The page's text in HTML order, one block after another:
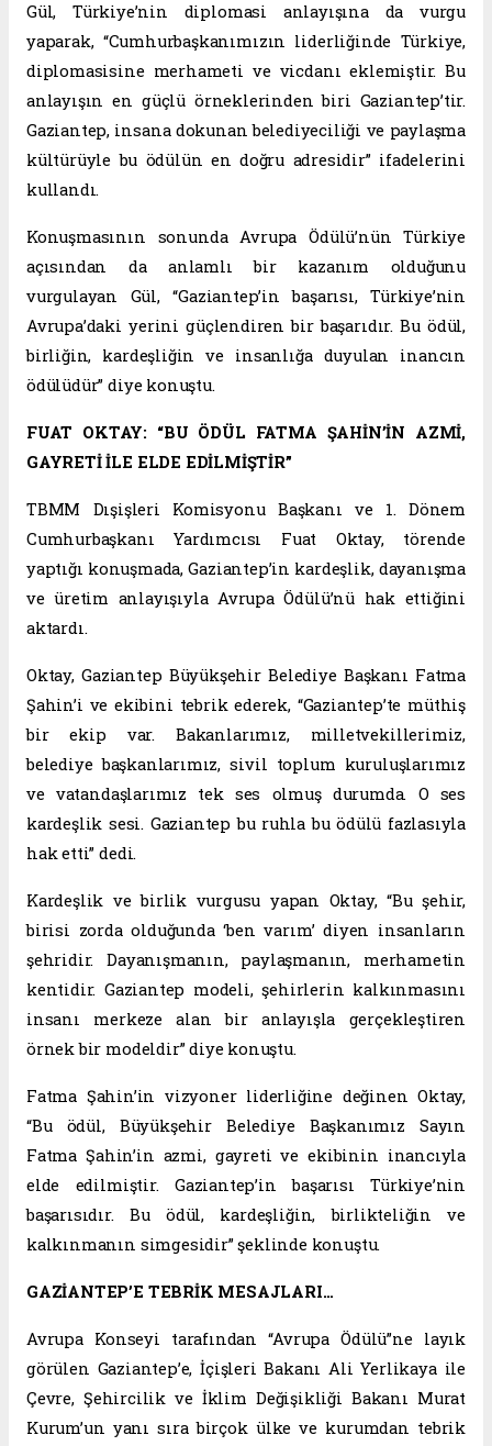
Gül, Türkiye’nin diplomasi anlayışına da vurgu
yaparak, “Cumhurbaşkanımızın liderliğinde Türkiye,
diplomasisine merhameti ve vicdanı eklemiştir. Bu
anlayışın en güçlü örneklerinden biri Gaziantep’tir.
Gaziantep, insana dokunan belediyeciliği ve paylaşma
kültürüyle bu ödülün en doğru adresidir” ifadelerini
kullandı.
Konuşmasının sonunda Avrupa Ödülü’nün Türkiye
açısından da anlamlı bir kazanım olduğunu
vurgulayan Gül, “Gaziantep’in başarısı, Türkiye’nin
Avrupa’daki yerini güçlendiren bir başarıdır. Bu ödül,
birliğin, kardeşliğin ve insanlığa duyulan inancın
ödülüdür” diye konuştu.
FUAT OKTAY: “BU ÖDÜL FATMA ŞAHİN’İN AZMİ,
GAYRETİ İLE ELDE EDİLMİŞTİR”
TBMM Dışişleri Komisyonu Başkanı ve 1. Dönem
Cumhurbaşkanı Yardımcısı Fuat Oktay, törende
yaptığı konuşmada, Gaziantep’in kardeşlik, dayanışma
ve üretim anlayışıyla Avrupa Ödülü’nü hak ettiğini
aktardı.
Oktay, Gaziantep Büyükşehir Belediye Başkanı Fatma
Şahin’i ve ekibini tebrik ederek, “Gaziantep’te müthiş
bir ekip var. Bakanlarımız, milletvekillerimiz,
belediye başkanlarımız, sivil toplum kuruluşlarımız
ve vatandaşlarımız tek ses olmuş durumda. O ses
kardeşlik sesi. Gaziantep bu ruhla bu ödülü fazlasıyla
hak etti” dedi.
Kardeşlik ve birlik vurgusu yapan Oktay, “Bu şehir,
birisi zorda olduğunda ‘ben varım’ diyen insanların
şehridir. Dayanışmanın, paylaşmanın, merhametin
kentidir. Gaziantep modeli, şehirlerin kalkınmasını
insanı merkeze alan bir anlayışla gerçekleştiren
örnek bir modeldir” diye konuştu.
Fatma Şahin’in vizyoner liderliğine değinen Oktay,
“Bu ödül, Büyükşehir Belediye Başkanımız Sayın
Fatma Şahin’in azmi, gayreti ve ekibinin inancıyla
elde edilmiştir. Gaziantep’in başarısı Türkiye’nin
başarısıdır. Bu ödül, kardeşliğin, birlikteliğin ve
kalkınmanın simgesidir” şeklinde konuştu.
GAZİANTEP’E TEBRİK MESAJLARI…
Avrupa Konseyi tarafından “Avrupa Ödülü”ne layık
görülen Gaziantep’e, İçişleri Bakanı Ali Yerlikaya ile
Çevre, Şehircilik ve İklim Değişikliği Bakanı Murat
Kurum’un yanı sıra birçok ülke ve kurumdan tebrik